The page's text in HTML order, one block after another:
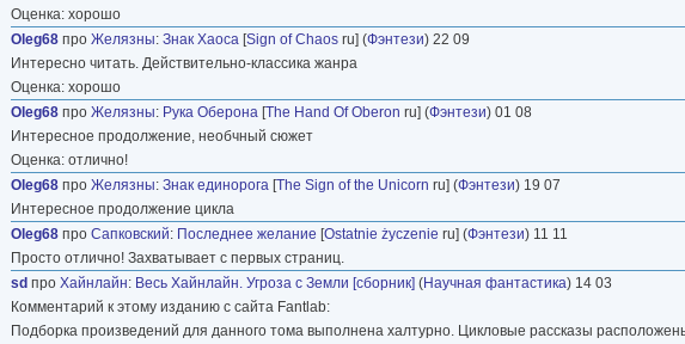
Оценка: хорошо
Oleg68 про Желязны: Знак Хаоса [Sign of Chaos ru] (Фэнтези) 22 09
Интересно читать. Действительно-классика жанра
Оценка: хорошо
Oleg68 про Желязны: Рука Оберона [The Hand Of Oberon ru] (Фэнтези) 01 08
Интересное продолжение, необчный сюжет
Оценка: отлично!
Oleg68 про Желязны: Знак единорога [The Sign of the Unicorn ru] (Фэнтези) 19 07
Интересное продолжение цикла
Oleg68 про Сапковский: Последнее желание [Ostatnie życzenie ru] (Фэнтези) 11 11
Просто отлично! Захватывает с первых страниц.
sd про Хайнлайн: Весь Хайнлайн. Угроза с Земли [сборник] (Научная фантастика) 14 03
Комментарий к этому изданию с сайта Fantlab:
Подборка произведений для данного тома выполнена халтурно. Цикловые рассказы